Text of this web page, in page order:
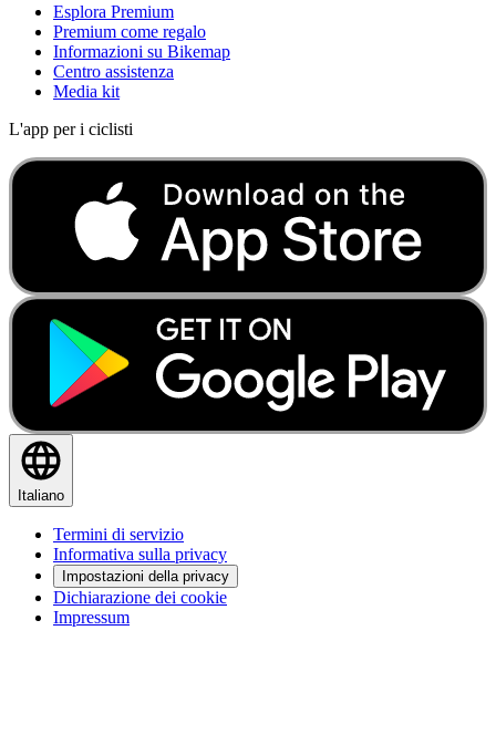
Esplora Premium
Premium come regalo
Informazioni su Bikemap
Centro assistenza
Media kit
L'app per i ciclisti
Italiano
Termini di servizio
Informativa sulla privacy
Impostazioni della privacy
Dichiarazione dei cookie
Impressum